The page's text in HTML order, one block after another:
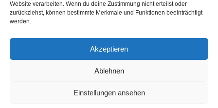
Website verarbeiten. Wenn du deine Zustimmung nicht erteilst oder
zurückziehst, können bestimmte Merkmale und Funktionen beeinträchtigt
werden.
Akzeptieren
Ablehnen
Einstellungen ansehen
Kommentar absenden
Du musstangemeldetsein, um einen Kommentar abzugeben.
Kontakt|Links|Downloads|ImpressumDatenschutzerklaerung
Powered byWordPress